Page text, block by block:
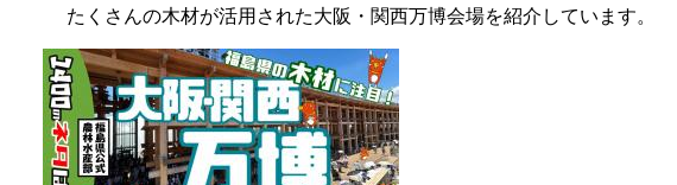
たくさんの木材が活用された大阪・関西万博会場を紹介しています。